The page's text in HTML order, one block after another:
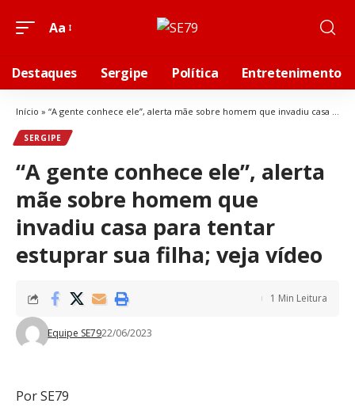
Aa
Destaques Sergipe Política Entretenimento
Início » “A gente conhece ele”, alerta mãe sobre homem que invadiu casa para tentar estuprar sua filha; veja vídeo
SERGIPE
“A gente conhece ele”, alerta
mãe sobre homem que
invadiu casa para tentar
estuprar sua filha; veja vídeo
Equipe SE7922/06/2023
1 Min Leitura
Por SE79